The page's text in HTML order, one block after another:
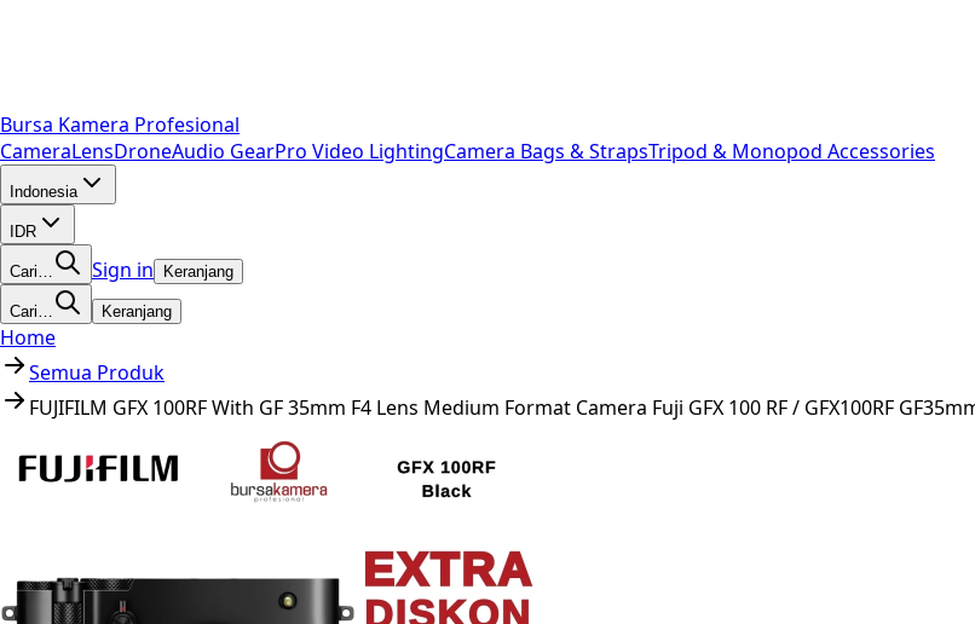
Bursa Kamera Profesional
CameraLensDroneAudio GearPro Video LightingCamera Bags & StrapsTripod & Monopod Accessories
Indonesia
IDR
Cari… Sign in Keranjang
Cari… Keranjang
Home
Semua Produk
FUJIFILM GFX 100RF With GF 35mm F4 Lens Medium Format Camera Fuji GFX 100 RF / GFX100RF